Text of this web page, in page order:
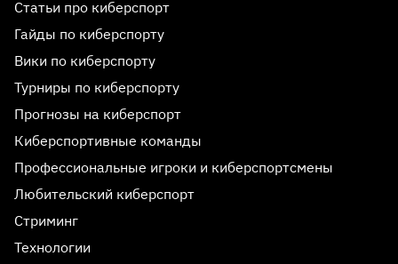
Статьи про киберспорт
Гайды по киберспорту
Вики по киберспорту
Турниры по киберспорту
Прогнозы на киберспорт
Киберспортивные команды
Профессиональные игроки и киберспортсмены
Любительский киберспорт
Стриминг
Технологии